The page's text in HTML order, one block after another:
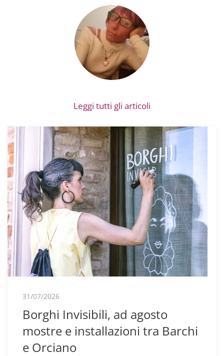
Leggi tutti gli articoli
31/07/2026
Borghi Invisibili, ad agosto
mostre e installazioni tra Barchi
e Orciano